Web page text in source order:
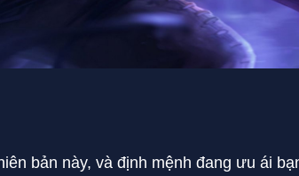
bản này, và định mệnh đang ưu ái